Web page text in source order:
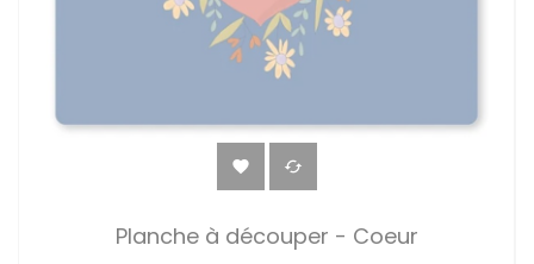
 
Planche à découper - Coeur